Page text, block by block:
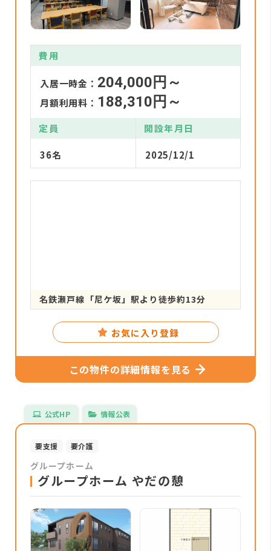
費用
入居一時金： 204,000円～
月額利用料： 188,310円～
定員 開設年月日
36名 2025/12/1
名鉄瀬戸線「尼ケ坂」駅より徒歩約13分
お気に入り登録
この物件の詳細情報を見る
公式HP 情報公表
要支援 要介護
グループホーム
グループホーム やだの憩